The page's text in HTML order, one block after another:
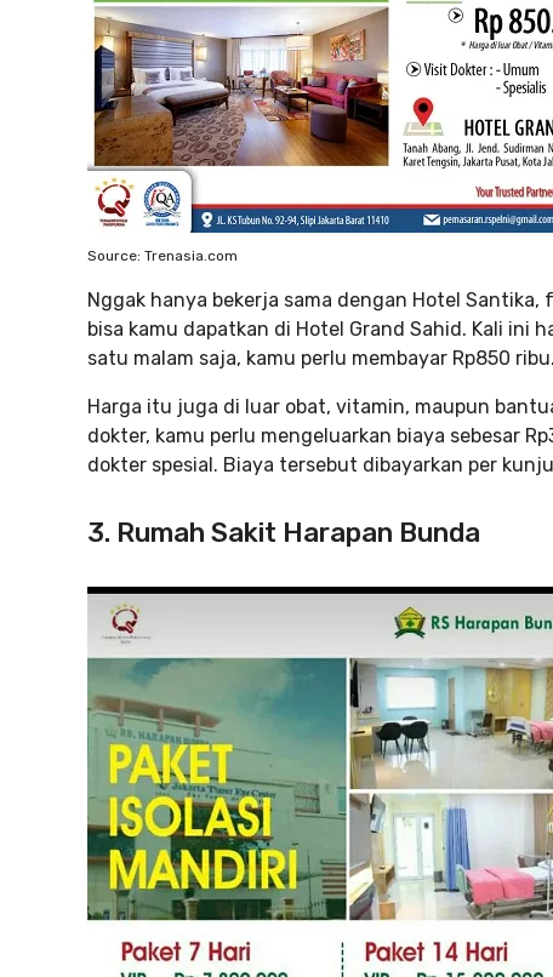
Source: Trenasia.com
Nggak hanya bekerja sama dengan Hotel
bisa kamu dapatkan di Hotel Grand Sahid. Kali
satu malam saja, kamu perlu membayar Rp850 ribu.
Harga itu juga di luar obat, vitamin, maupun
dokter, kamu perlu mengeluarkan biaya sebesar
dokter spesial. Biaya tersebut dibayarkan per
3. Rumah Sakit Harapan Bunda